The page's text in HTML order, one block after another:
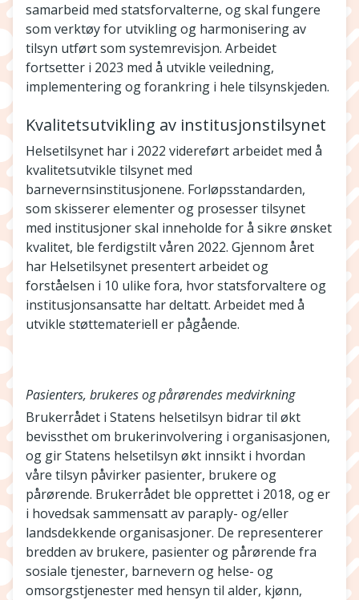
samarbeid med statsforvalterne, og skal fungere
som verktøy for utvikling og harmonisering av
tilsyn utført som systemrevisjon. Arbeidet
fortsetter i 2023 med å utvikle veiledning,
implementering og forankring i hele tilsynskjeden.
Kvalitetsutvikling av institusjonstilsynet
Helsetilsynet har i 2022 videreført arbeidet med å
kvalitetsutvikle tilsynet med
barnevernsinstitusjonene. Forløpsstandarden,
som skisserer elementer og prosesser tilsynet
med institusjoner skal inneholde for å sikre ønsket
kvalitet, ble ferdigstilt våren 2022. Gjennom året
har Helsetilsynet presentert arbeidet og
forståelsen i 10 ulike fora, hvor statsforvaltere og
institusjonsansatte har deltatt. Arbeidet med å
utvikle støttemateriell er pågående.
Pasienters, brukeres og pårørendes medvirkning
Brukerrådet i Statens helsetilsyn bidrar til økt
bevissthet om brukerinvolvering i organisasjonen,
og gir Statens helsetilsyn økt innsikt i hvordan
våre tilsyn påvirker pasienter, brukere og
pårørende. Brukerrådet ble opprettet i 2018, og er
i hovedsak sammensatt av paraply- og/eller
landsdekkende organisasjoner. De representerer
bredden av brukere, pasienter og pårørende fra
sosiale tjenester, barnevern og helse- og
omsorgstjenester med hensyn til alder, kjønn,